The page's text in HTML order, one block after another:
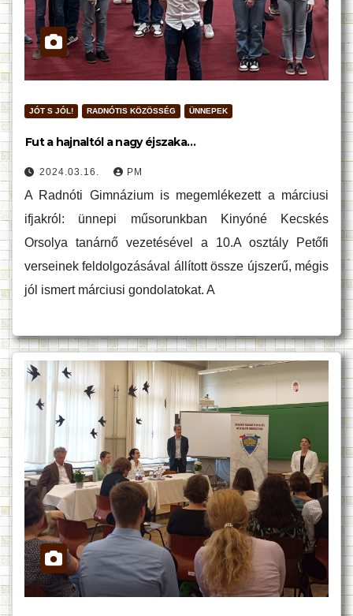
JÓT S JÓL! RADNÓTIS KÖZÖSSÉG ÜNNEPEK
Fut a hajnaltól a nagy éjszaka…
2024.03.16. PM
A Radnóti Gimnázium is megemlékezett a márciusi
ifjakról: ünnepi műsorunkban Kinyóné Kecskés
Orsolya tanárnő vezetésével a 10.A osztály Petőfi
verseinek feldolgozásával állított össze újszerű, mégis
jól ismert márciusi gondolatokat. A